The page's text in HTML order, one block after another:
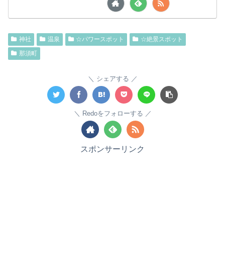
神社 温泉 ☆パワースポット
☆絶景スポット
那須町
シェアする
Redoをフォローする
スポンサーリンク